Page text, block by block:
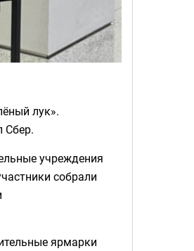
лук».
Сбер.
учреждения
собрали
ярмарки